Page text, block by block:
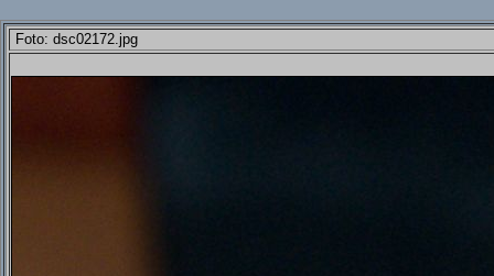
Foto: dsc02172.jpg